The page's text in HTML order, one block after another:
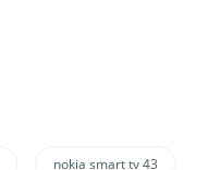
nokia smart tv 43